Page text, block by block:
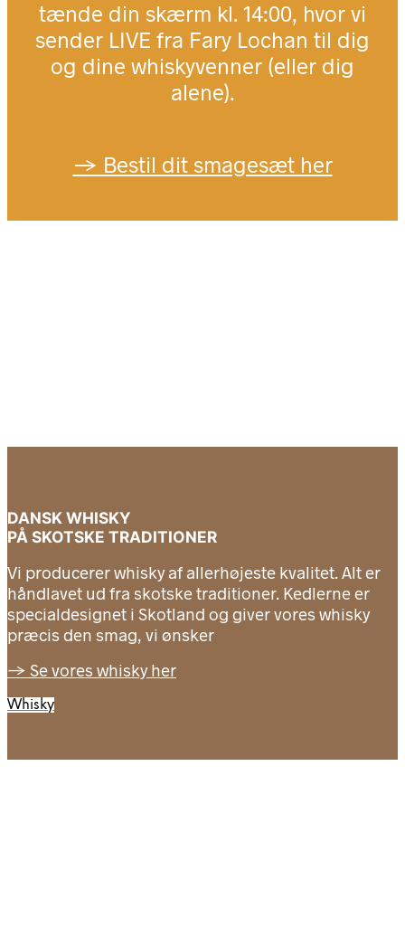
tænde din skærm kl. 14:00, hvor vi
sender LIVE fra Fary Lochan til dig
og dine whiskyvenner (eller dig
alene).
→ Bestil dit smagesæt her
DANSK WHISKY
PÅ SKOTSKE TRADITIONER
Vi producerer whisky af allerhøjeste kvalitet. Alt er
håndlavet ud fra skotske traditioner. Kedlerne er
specialdesignet i Skotland og giver vores whisky
præcis den smag, vi ønsker
→ Se vores whisky her
Whisky